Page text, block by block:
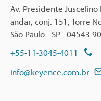
Av. Presidente Juscelino
andar, conj. 151, Torre
São Paulo - SP - 04543-
+55-11-3045-4011
info@keyence.com.br